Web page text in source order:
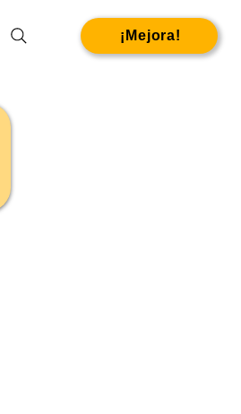
¡Mejora!